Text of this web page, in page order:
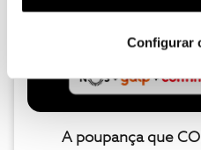
utilização dos cookies
Configurar
A poupança que